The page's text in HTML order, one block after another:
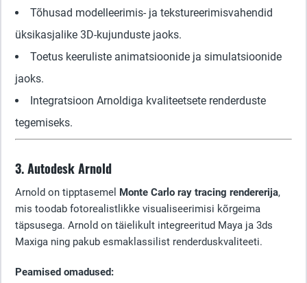
Tõhusad modelleerimis- ja tekstureerimisvahendid
üksikasjalike 3D-kujunduste jaoks.
Toetus keeruliste animatsioonide ja simulatsioonide
jaoks.
Integratsioon Arnoldiga kvaliteetsete renderduste
tegemiseks.
3. Autodesk Arnold
Arnold on tipptasemel Monte Carlo ray tracing rendererija,
mis toodab fotorealistlikke visualiseerimisi kõrgeima
täpsusega. Arnold on täielikult integreeritud Maya ja 3ds
Maxiga ning pakub esmaklassilist renderduskvaliteeti.
Peamised omadused: